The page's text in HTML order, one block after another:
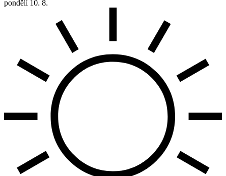
pondělí 10. 8.